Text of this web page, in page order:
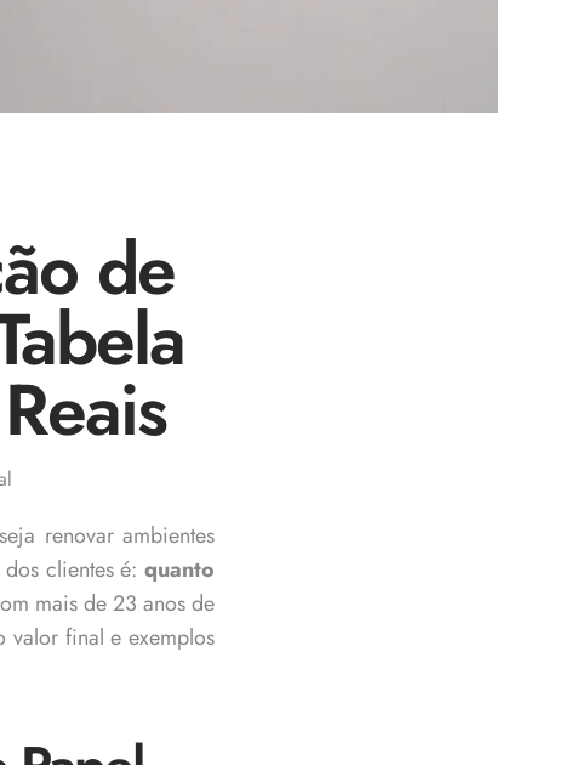
de
renovar ambientes
clientes é: quanto
mais de 23 anos de
valor final e exemplos